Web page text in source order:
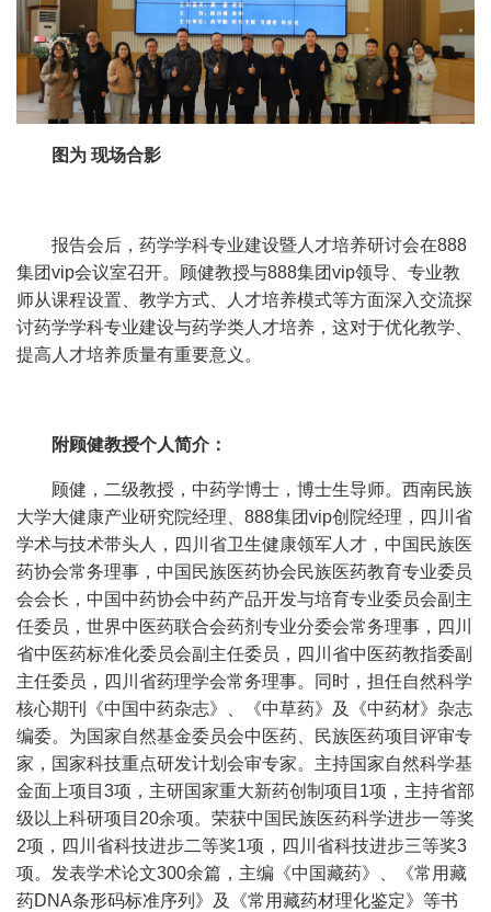
图为 现场合影
报告会后，药学学科专业建设暨人才培养研讨会在888
集团vip会议室召开。顾健教授与888集团vip领导、专业教
师从课程设置、教学方式、人才培养模式等方面深入交流探
讨药学学科专业建设与药学类人才培养，这对于优化教学、
提高人才培养质量有重要意义。
附顾健教授个人简介：
顾健，二级教授，中药学博士，博士生导师。西南民族
大学大健康产业研究院经理、888集团vip创院经理，四川省
学术与技术带头人，四川省卫生健康领军人才，中国民族医
药协会常务理事，中国民族医药协会民族医药教育专业委员
会会长，中国中药协会中药产品开发与培育专业委员会副主
任委员，世界中医药联合会药剂专业分委会常务理事，四川
省中医药标准化委员会副主任委员，四川省中医药教指委副
主任委员，四川省药理学会常务理事。同时，担任自然科学
核心期刊《中国中药杂志》、《中草药》及《中药材》杂志
编委。为国家自然基金委员会中医药、民族医药项目评审专
家，国家科技重点研发计划会审专家。主持国家自然科学基
金面上项目 3项，主研国家重大新药创制项目 1项，主持省部
级以上科研项目 20余项。荣获中国民族医药科学进步一等奖
2项，四川省科技进步二等奖1项，四川省科技进步三等奖3
项。发表学术论文300余篇，主编《中国藏药》、《常用藏
药DNA条形码标准序列》及《常用藏药材理化鉴定》等书